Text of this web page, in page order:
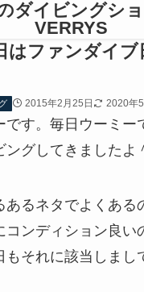
ダイビングシ
VERRYS
はファンダイブ
2015年2月25日 2020年
です。毎日ウーミー
ングしてきましたよ
あるネタでよくある
コンディション良い
もそれに該当しまし